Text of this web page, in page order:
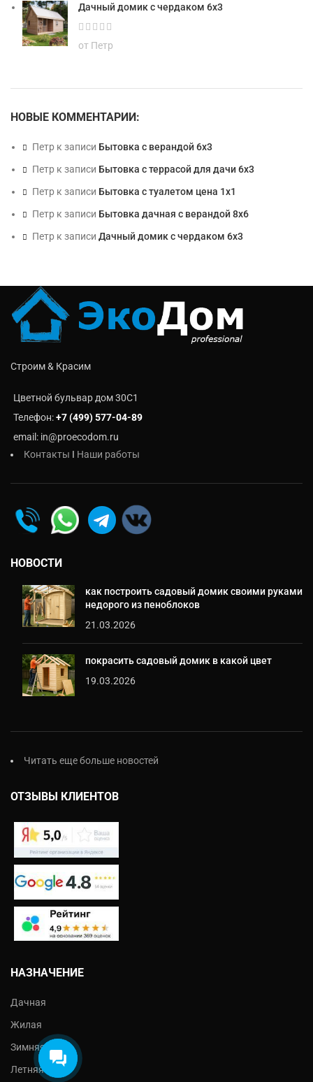
Екатерина
На этой неделе я могу
предложить на выбор:
Дачный домик с чердаком 6х3
от Петр
НОВЫЕ КОММЕНТАРИИ:
Петр к записи Бытовка с верандой 6х3
Петр к записи Бытовка с террасой для дачи 6х3
Петр к записи Бытовка с туалетом цена 1х1
Петр к записи Бытовка дачная с верандой 8х6
Петр к записи Дачный домик с чердаком 6х3
Строим & Красим
Цветной бульвар дом 30C1
Телефон:+7 (499) 577-04-89
email: in@proecodom.ru
Контакты I Наши работы
НОВОСТИ
как построить садовый домик своими руками
недорого из пеноблоков
21.03.2026
покрасить садовый домик в какой цвет
19.03.2026
Читать еще больше новостей
ОТЗЫВЫ КЛИЕНТОВ
НАЗНАЧЕНИЕ
Дачная
Жилая
Зимняя
Летняя